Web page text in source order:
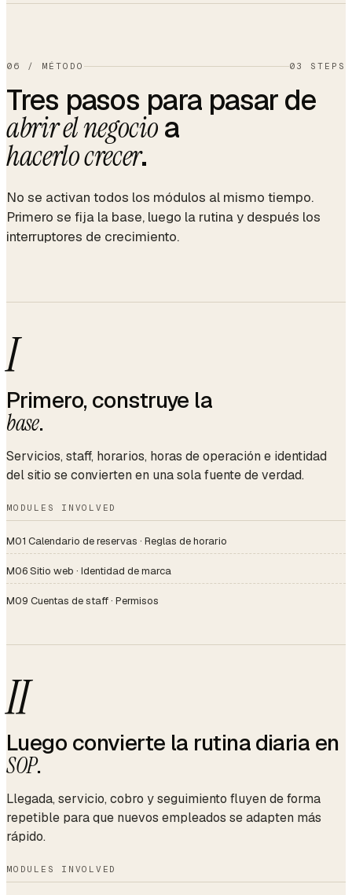
06 / MÉTODO 03 STEPS
Tres pasos para pasar de
abrir el negocioa
hacerlo crecer.
No se activan todos los módulos al mismo tiempo.
Primero se fija la base, luego la rutina y después los
interruptores de crecimiento.
I
Primero, construye la
base.
Servicios, staff, horarios, horas de operación e identidad
del sitio se convierten en una sola fuente de verdad.
MODULES INVOLVED
M01 Calendario de reservas · Reglas de horario
M06 Sitio web · Identidad de marca
M09 Cuentas de staff · Permisos
II
Luego convierte la rutina diaria en
SOP.
Llegada, servicio, cobro y seguimiento fluyen de forma
repetible para que nuevos empleados se adapten más
rápido.
MODULES INVOLVED